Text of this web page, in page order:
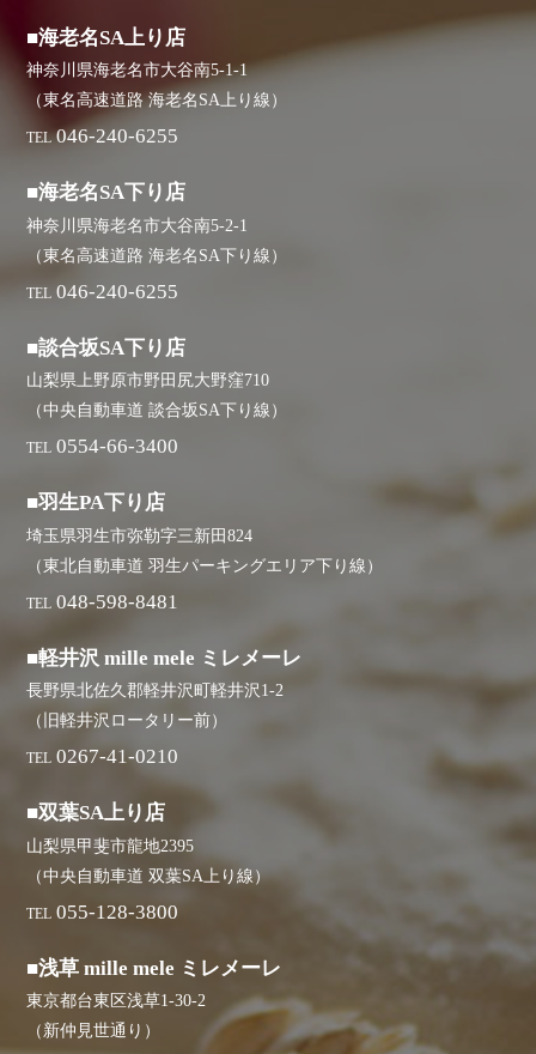
■海老名SA上り店
神奈川県海老名市大谷南5-1-1
（東名高速道路 海老名SA上り線）
TEL 046-240-6255
■海老名SA下り店
神奈川県海老名市大谷南5-2-1
（東名高速道路 海老名SA下り線）
TEL 046-240-6255
■談合坂SA下り店
山梨県上野原市野田尻大野窪710
（中央自動車道 談合坂SA下り線）
TEL 0554-66-3400
■羽生PA下り店
埼玉県羽生市弥勒字三新田824
（東北自動車道 羽生パーキングエリア下り線）
TEL 048-598-8481
■軽井沢 mille mele ミレメーレ
長野県北佐久郡軽井沢町軽井沢1-2
（旧軽井沢ロータリー前）
TEL 0267-41-0210
■双葉SA上り店
山梨県甲斐市龍地2395
（中央自動車道 双葉SA上り線）
TEL 055-128-3800
■浅草 mille mele ミレメーレ
東京都台東区浅草1-30-2
（新仲見世通り）